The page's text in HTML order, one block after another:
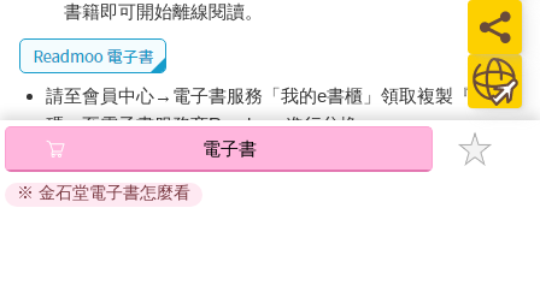
書籍即可開始離線閱讀。
請至會員中心→電子書服務「我的e書櫃」領取複製『兌換
碼』至電子書服務商Readmoo進行兌換。
退換貨須知：
因版權保護，您在金石堂所購買的電子書僅能以金石堂專屬
電子書
※ 金石堂電子書怎麼看